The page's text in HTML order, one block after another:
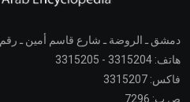
دمشق ـ الروضة ـ شارع قاسم أمين ـ رقم 39
هاتف: 3315204 - 3315205
فاكس: 3315207
ص.ب: 7296